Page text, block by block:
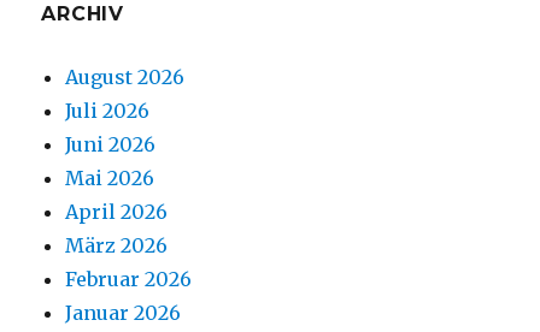
ARCHIV
August 2026
Juli 2026
Juni 2026
Mai 2026
April 2026
März 2026
Februar 2026
Januar 2026